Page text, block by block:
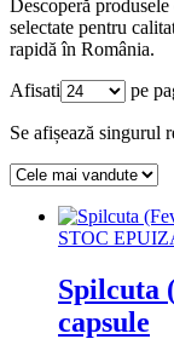
Descoperă
selectate pentru
rapidă în România.
Afisati
pe
Se afișează singurul
STOC
Spilcuta
capsule